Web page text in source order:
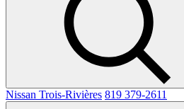
Nissan Trois-Rivières 819 379-2611